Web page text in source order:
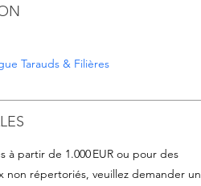
Tarauds & Filières
à partir de 1.000 EUR ou pour des
non répertoriés, veuillez demander un